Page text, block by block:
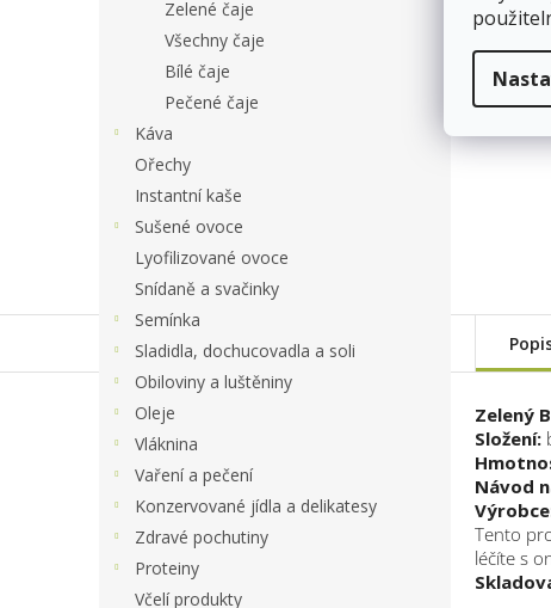
Zelené čaje
Všechny čaje
Bílé čaje
Pečené čaje
Káva
Ořechy
Instantní kaše
Sušené ovoce
Lyofilizované ovoce
Snídaně a svačinky
Semínka
Sladidla, dochucovadla a soli
Obiloviny a luštěniny
Oleje
Vláknina
Vaření a pečení
Konzervované jídla a delikatesy
Zdravé pochutiny
Proteiny
Včelí produkty
Zelený
Složení:
Návod
Tento
léčíte s